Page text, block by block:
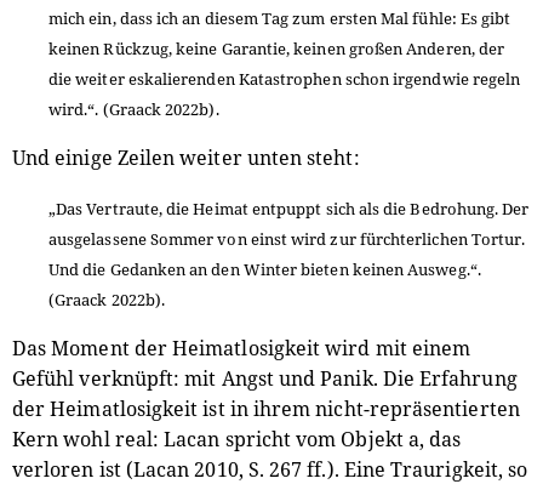
mich ein, dass ich an diesem Tag zum ersten Mal fühle: Es gibt
keinen Rückzug, keine Garantie, keinen großen Anderen, der
die weiter eskalierenden Katastrophen schon irgendwie regeln
wird.“. (Graack 2022b).
Und einige Zeilen weiter unten steht:
„Das Vertraute, die Heimat entpuppt sich als die Bedrohung. Der
ausgelassene Sommer von einst wird zur fürchterlichen Tortur.
Und die Gedanken an den Winter bieten keinen Ausweg.“.
(Graack 2022b).
Das Moment der Heimatlosigkeit wird mit einem
Gefühl verknüpft: mit Angst und Panik. Die Erfahrung
der Heimatlosigkeit ist in ihrem nicht-repräsentierten
Kern wohl real: Lacan spricht vom Objekt a, das
verloren ist (Lacan 2010, S. 267 ff.). Eine Traurigkeit, so